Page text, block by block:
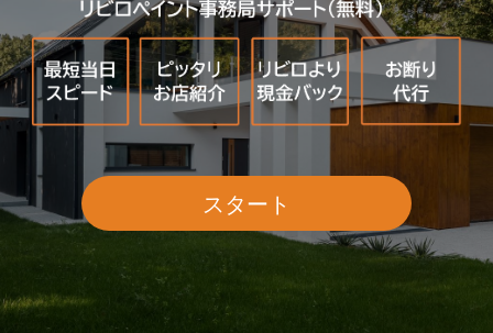
スタート